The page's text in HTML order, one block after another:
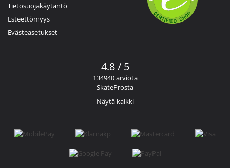
Tietosuojakäytäntö
Esteettömyys
Evästeasetukset
4.8 / 5
134940 arviota
SkateProsta
Näytä kaikki